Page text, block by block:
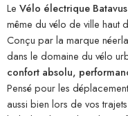
Le Vélo électrique
même du vélo de ville haut
Conçu par la marque
dans le domaine du vélo
confort absolu,
Pensé pour les
aussi bien lors de vos